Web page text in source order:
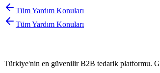
Tüm Yardım Konuları
Tüm Yardım Konuları
Türkiye'nin en güvenilir B2B tedarik platformu.